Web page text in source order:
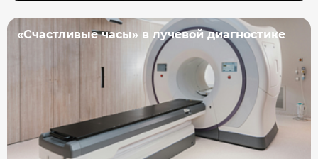
«Счастливые часы» в лучевой диагностике